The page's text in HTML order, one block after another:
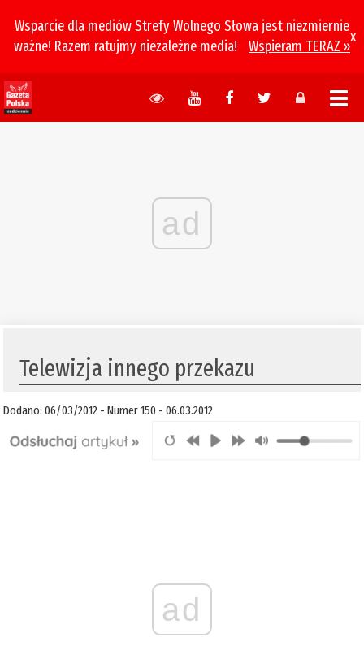
Wsparcie dla mediów Strefy Wolnego Słowa jest niezmiernie
ważne! Razem ratujmy niezależne media!
Wspieram TERAZ »
x
ad
Telewizja innego przekazu
Dodano: 06/03/2012 - Numer 150 - 06.03.2012
ad